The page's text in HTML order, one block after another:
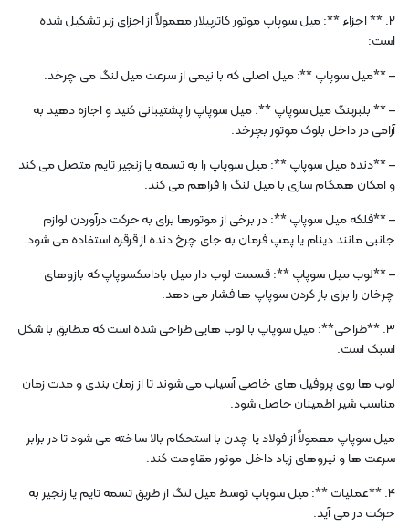
2. ** اجزاء **: میل سوپاپ موتور کاترپیلار معمولاً از اجزای زیر تشکیل شده
است:
– **میل سوپاپ **: میل اصلی که با نیمی از سرعت میل لنگ می چرخد.
– ** بلبرینگ میل سوپاپ **: میل سوپاپ را پشتیبانی کنید و اجازه دهید به
آرامی در داخل بلوک موتور بچرخد.
– **دنده میل سوپاپ **: میل سوپاپ را به تسمه یا زنجیر تایم متصل می کند
و امکان همگام سازی با میل لنگ را فراهم می کند.
– **فلکه میل سوپاپ **: در برخی از موتورها برای به حرکت درآوردن لوازم
جانبی مانند دینام یا پمپ فرمان به جای چرخ دنده از قرقره استفاده می شود.
– **لوب میل سوپاپ **: قسمت لوب دار میل بادامکسوپاپ که بازوهای
چرخان را برای باز کردن سوپاپ ها فشار می دهد.
3. **طراحی**: میل سوپاپ با لوب هایی طراحی شده است که مطابق با شکل
اسبک است.
لوب ها روی پروفیل های خاصی آسیاب می شوند تا از زمان بندی و مدت زمان
مناسب شیر اطمینان حاصل شود.
میل سوپاپ معمولاً از فولاد یا چدن با استحکام بالا ساخته می شود تا در برابر
سرعت ها و نیروهای زیاد داخل موتور مقاومت کند.
4. **عملیات **: میل سوپاپ توسط میل لنگ از طریق تسمه تایم یا زنجیر به
حرکت در می آید.